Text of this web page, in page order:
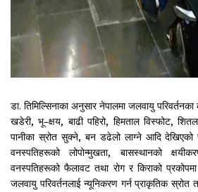
डा. तिमिल्सिनाका अनुसार नेपालमा जलवायु
खडेरी, भू–क्षय, बाढी पहिरो, हिमताल विस्फोट,
पानीका स्रोत सुक्ने, बन डढेलो लाग्ने आदि
वनस्पतिहरूको लोपोन्मुखता, बासस्थानको
वनस्पतिहरूको फैलावट तथा रोग र किराको
जलवायु परिवर्तनलाई न्यूनिकरण गर्न प्राकृतिक स्रोत